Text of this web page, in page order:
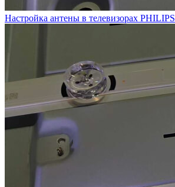
Настройка антены в телевизорах PHILIPS